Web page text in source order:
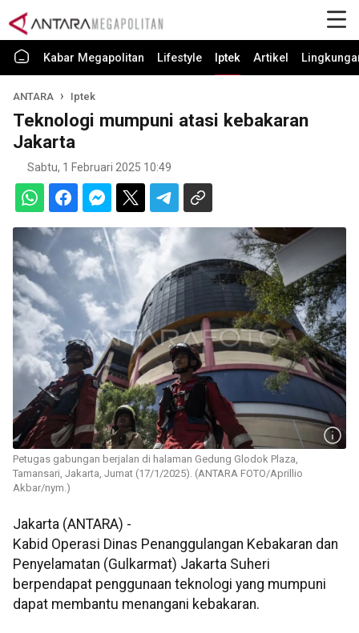
Kabar Megapolitan Lifestyle Iptek Artikel
ANTARA Iptek
Teknologi mumpuni atasi kebakaran
Jakarta
Sabtu, 1 Februari 2025 10:49
Petugas gabungan berjalan di halaman Gedung Glodok Plaza,
Tamansari, Jakarta, Jumat (17/1/2025). (ANTARA FOTO/Aprillio
Akbar/nym.)
Jakarta (ANTARA) -
Kabid Operasi Dinas Penanggulangan Kebakaran dan
Penyelamatan (Gulkarmat) Jakarta Suheri
berpendapat penggunaan teknologi yang mumpuni
dapat membantu menangani kebakaran.